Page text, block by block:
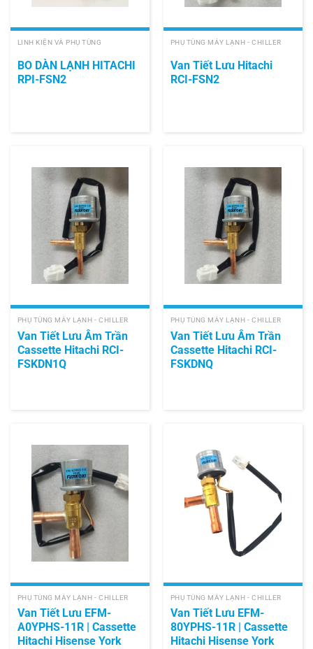
LINH KIỆN VÀ PHỤ TÙNG
BO DÀN LẠNH HITACHI
RPI-FSN2
PHỤ TÙNG MÁY LẠNH - CHILLER
Van Tiết Lưu Hitachi
RCI-FSN2
PHỤ TÙNG MÁY LẠNH - CHILLER
Van Tiết Lưu Âm Trần
Cassette Hitachi RCI-
FSKDN1Q
PHỤ TÙNG MÁY LẠNH - CHILLER
Van Tiết Lưu Âm Trần
Cassette Hitachi RCI-
FSKDNQ
PHỤ TÙNG MÁY LẠNH - CHILLER
Van Tiết Lưu EFM-
A0YPHS-11R | Cassette
Hitachi Hisense York
PHỤ TÙNG MÁY LẠNH - CHILLER
Van Tiết Lưu EFM-
80YPHS-11R | Cassette
Hitachi Hisense York